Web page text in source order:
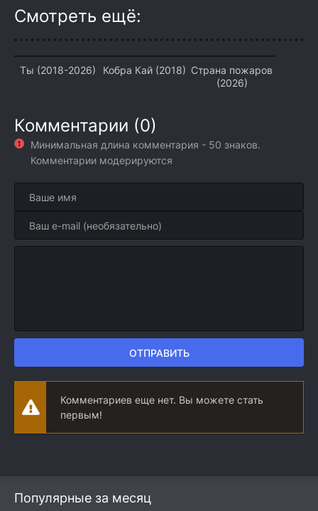
Смотреть ещё:
Ты (2018-2026) Кобра Кай (2018) Страна пожаров
(2026)
Комментарии (0)
Минимальная длина комментария - 50 знаков.
Комментарии модерируются
ОТПРАВИТЬ
Комментариев еще нет. Вы можете стать
первым!
Популярные за месяц